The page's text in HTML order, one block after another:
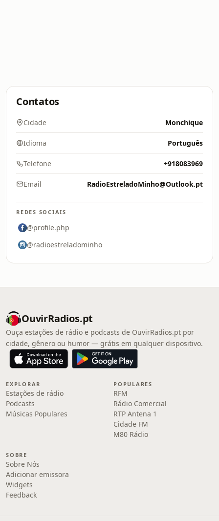
Contatos
Cidade Monchique
Idioma Português
Telefone +918083969
Email RadioEstreladoMinho@Outlook.pt
REDES SOCIAIS
@profile.php
@radioestreladominho
OuvirRadios.pt
Ouça estações de rádio e podcasts de OuvirRadios.pt por
cidade, gênero ou humor — grátis em qualquer dispositivo.
EXPLORAR
Estações de rádio
Podcasts
Músicas Populares
POPULARES
RFM
Rádio Comercial
RTP Antena 1
Cidade FM
M80 Rádio
SOBRE
Sobre Nós
Adicionar emissora
Widgets
Feedback